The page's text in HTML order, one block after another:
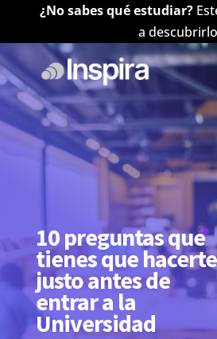
¿No sabes qué estudiar?
a descubrirlo
10 preguntas que
tienes que hacerte
justo antes de
entrar a la
Universidad